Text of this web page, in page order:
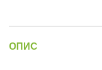
ОПИС